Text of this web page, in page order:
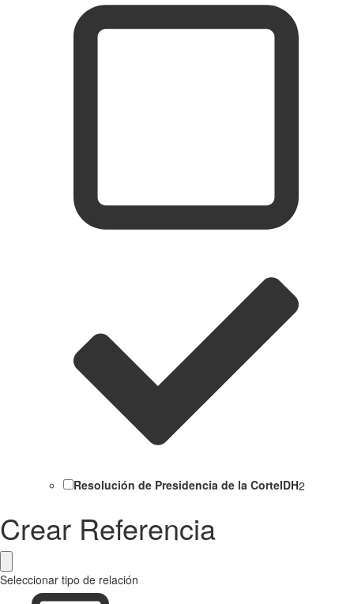
Resolución de Presidencia de la CorteIDH2
Crear Referencia
Seleccionar tipo de relación